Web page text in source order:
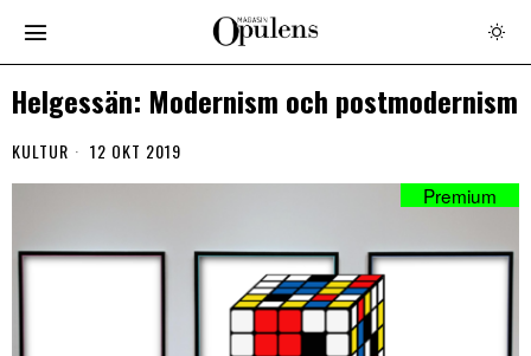
Helgessän: Modernism och postmodernism
KULTUR 12 OKT 2019